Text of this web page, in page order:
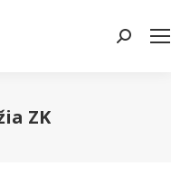
Search:
ZK